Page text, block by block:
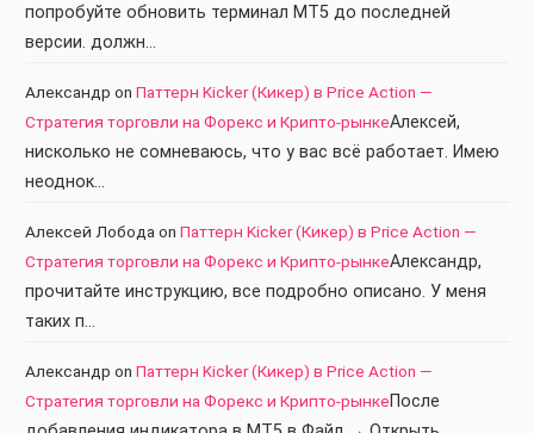
попробуйте обновить терминал МТ5 до последней
версии. должн…
Александр on Паттерн Kicker (Кикер) в Price Action —
Стратегия торговли на Форекс и Крипто-рынкеАлексей,
нисколько не сомневаюсь, что у вас всё работает. Имею
неоднок…
Алексей Лобода on Паттерн Kicker (Кикер) в Price Action —
Стратегия торговли на Форекс и Крипто-рынкеАлександр,
прочитайте инструкцию, все подробно описано. У меня
таких п…
Александр on Паттерн Kicker (Кикер) в Price Action —
Стратегия торговли на Форекс и Крипто-рынкеПосле